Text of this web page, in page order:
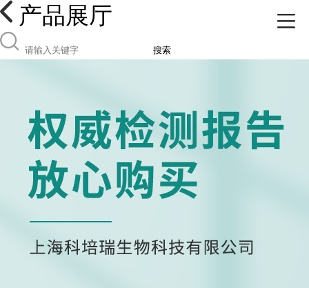
产品展厅
搜索